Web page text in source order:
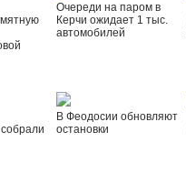
Очереди на паром в
Керчи ожидает 1 тыс.
автомобилей
В Феодосии обновляют
остановки